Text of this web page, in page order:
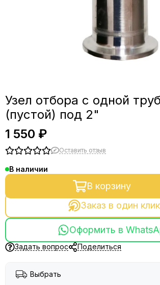
Фитинги, зажимы, краны
Узел отбора с одной
(пустой) под 2"
1 550 ₽
Оставить отзыв
В наличии
В корзину
Заказ в один клик
Оформить в
Задать вопрос Поделиться
Выбрать